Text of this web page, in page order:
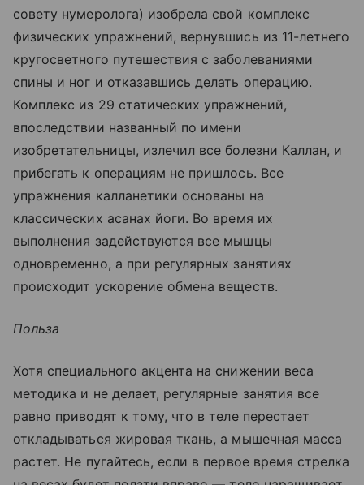
совету нумеролога) изобрела свой комплекс
физических упражнений, вернувшись из 11-летнего
кругосветного путешествия с заболеваниями
спины и ног и отказавшись делать операцию.
Комплекс из 29 статических упражнений,
впоследствии названный по имени
изобретательницы, излечил все болезни Каллан, и
прибегать к операциям не пришлось. Все
упражнения калланетики основаны на
классических асанах йоги. Во время их
выполнения задействуются все мышцы
одновременно, а при регулярных занятиях
происходит ускорение обмена веществ.
Польза
Хотя специального акцента на снижении веса
методика и не делает, регулярные занятия все
равно приводят к тому, что в теле перестает
откладываться жировая ткань, а мышечная масса
растет. Не пугайтесь, если в первое время стрелка